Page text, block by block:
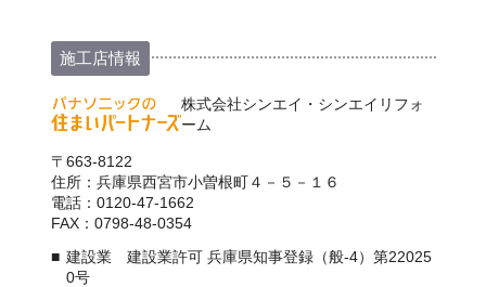
施工店情報
株式会社シンエイ・シンエイリフォ
ーム
〒663-8122
住所：兵庫県西宮市小曽根町４－５－１６
電話：0120-47-1662
FAX：0798-48-0354
建設業 建設業許可 兵庫県知事登録（般-4）第22025
0号